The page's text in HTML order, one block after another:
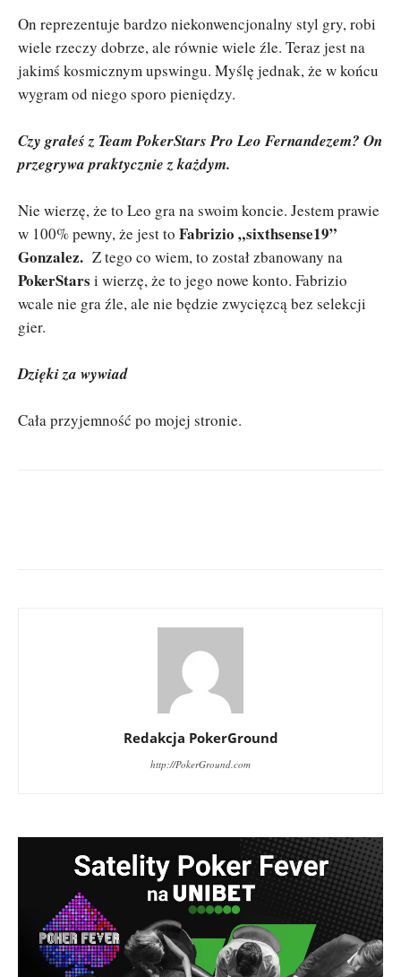
On reprezentuje bardzo niekonwencjonalny styl gry, robi
wiele rzeczy dobrze, ale równie wiele źle. Teraz jest na
jakimś kosmicznym upswingu. Myślę jednak, że w końcu
wygram od niego sporo pieniędzy.
Czy grałeś z Team PokerStars Pro Leo Fernandezem? On
przegrywa praktycznie z każdym.
Nie wierzę, że to Leo gra na swoim koncie. Jestem prawie
w 100% pewny, że jest to Fabrizio „sixthsense19”
Gonzalez. Z tego co wiem, to został zbanowany na
PokerStars i wierzę, że to jego nowe konto. Fabrizio
wcale nie gra źle, ale nie będzie zwycięzcą bez selekcji
gier.
Dzięki za wywiad
Cała przyjemność po mojej stronie.
Redakcja PokerGround
http://PokerGround.com